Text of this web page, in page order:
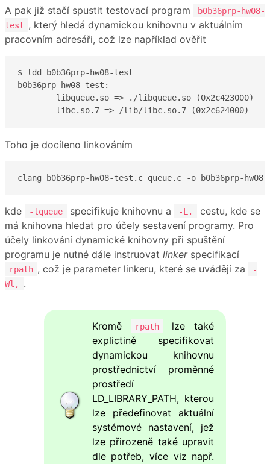
A pak již stačí spustit testovací program
b0b36prp-hw08-
test , který hledá dynamickou knihovnu v aktuálním
pracovním adresáři, což lze například ověřit
$ ldd b0b36prp-hw08-test
b0b36prp-hw08-test:
	libc.so.7 => /lib/libc.so.7 (0x2c624000)
Toho je docíleno linkováním
clang b0b36prp-hw08-test.c queue.c -o b0b36prp-
kde -lqueue specifikuje knihovnu a -L.
cestu, kde se
má knihovna hledat pro účely sestavení programy. Pro
účely linkování dynamické knihovny při spuštění
programu je nutné dále instruovat linkerspecifikací
rpath , což je parameter linkeru, které se uvádějí za
-
Wl,
.
Kromě rpath
lze také
explictině specifikovat
dynamickou knihovnu
prostřednictví proměnné
prostředí
LD_LIBRARY_PATH, kterou
lze předefinovat aktuální
systémové nastavení, jež
lze přirozeně také upravit
dle potřeb, více viz např.